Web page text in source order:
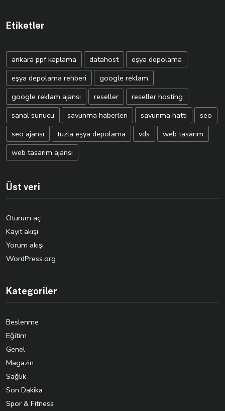
Etiketler
ankara ppf kaplama datahost
eşya depolama
eşya depolama rehberi
google reklam
google reklam ajansı
reseller
reseller hosting
sanal sunucu
savunma haberleri savunma hattı
seo
seo ajansı
tuzla eşya depolama vds
web tasarım
web tasarım ajansı
Üst veri
Oturum aç
Kayıt akışı
Yorum akışı
WordPress.org
Kategoriler
Beslenme
Eğitim
Genel
Magazin
Sağlık
Son Dakika
Spor & Fitness